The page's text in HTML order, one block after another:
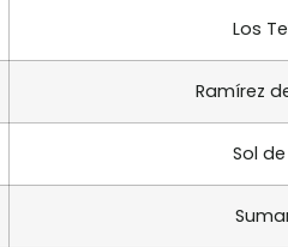
Los
Ramírez
Sol